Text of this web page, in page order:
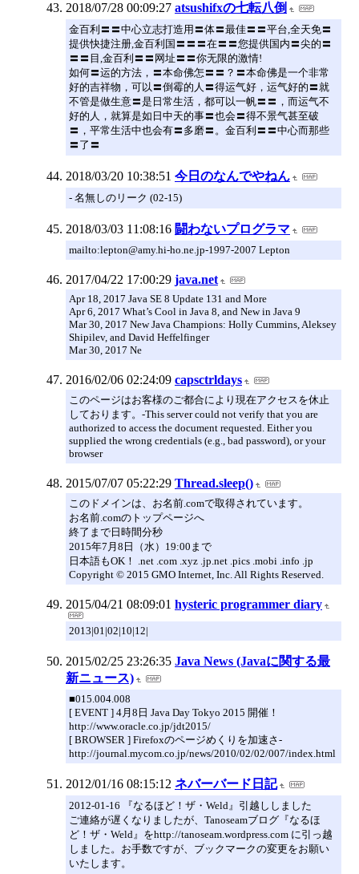
2018/07/28 00:09:27 atsushifxの七転八倒
金百利〓〓中心立志打造用〓体〓最佳〓〓平台,全天免〓
提供快捷注册,金百利国〓〓〓在〓〓您提供国内〓尖的〓
〓〓目,金百利〓〓网址〓〓你无限的激情!
如何〓运的方法，〓本命佛怎〓〓？〓本命佛是一个非常
好的吉祥物，可以〓倒霉的人〓得运气好，运气好的〓就
不管是做生意〓是日常生活，都可以一帆〓〓，而运气不
好的人，就算是如日中天的事〓也会〓得不景气甚至破
〓，平常生活中也会有〓多磨〓。金百利〓〓中心而那些
〓了〓
2018/03/20 10:38:51 今日のなんでやねん
- 名無しのリーク (02-15)
2018/03/03 11:08:16 闘わないプログラマ
mailto:lepton@amy.hi-ho.ne.jp-1997-2007 Lepton
2017/04/22 17:00:29 java.net
Apr 18, 2017 Java SE 8 Update 131 and More
Apr 6, 2017 What’s Cool in Java 8, and New in Java 9
Mar 30, 2017 New Java Champions: Holly Cummins, Aleksey
Shipilev, and David Heffelfinger
Mar 30, 2017 Ne
2016/02/06 02:24:09 capsctrldays
このページはお客様のご都合により現在アクセスを休止
しております。-This server could not verify that you are
authorized to access the document requested. Either you
supplied the wrong credentials (e.g., bad password), or your
browser
2015/07/07 05:22:29 Thread.sleep()
このドメインは、お名前.comで取得されています。
お名前.comのトップページへ
終了まで日時間分秒
2015年7月8日（水）19:00まで
日本語もOK！ .net .com .xyz .jp.net .pics .mobi .info .jp
Copyright © 2015 GMO Internet, Inc. All Rights Reserved.
2015/04/21 08:09:01 hysteric programmer diary
2013|01|02|10|12|
2015/02/25 23:26:35 Java News (Javaに関する最
新ニュース)
■015.004.008
[ EVENT ] 4月8日 Java Day Tokyo 2015 開催！
http://www.oracle.co.jp/jdt2015/
[ BROWSER ] Firefoxのページめくりを加速さ-
http://journal.mycom.co.jp/news/2010/02/02/007/index.html
2012/01/16 08:15:12 ネバーバード日記
2012-01-16 『なるほど！ザ・Weld』引越ししました
ご連絡が遅くなりましたが、Tanoseamブログ『なるほ
ど！ザ・Weld』をhttp://tanoseam.wordpress.com に引っ越
しました。お手数ですが、ブックマークの変更をお願い
いたします。